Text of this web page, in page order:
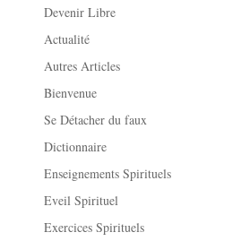
Devenir Libre
Actualité
Autres Articles
Bienvenue
Se Détacher du faux
Dictionnaire
Enseignements Spirituels
Eveil Spirituel
Exercices Spirituels